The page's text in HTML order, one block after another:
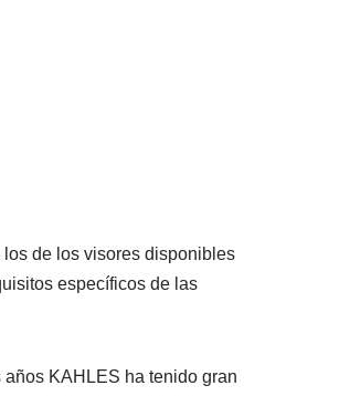
de los visores disponibles
específicos de las
KAHLES ha tenido gran